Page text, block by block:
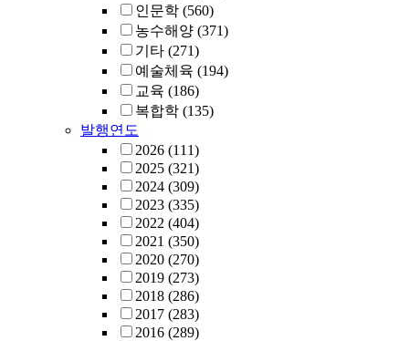
인문학 (560)
농수해양 (371)
기타 (271)
예술체육 (194)
교육 (186)
복합학 (135)
발행연도
2026 (111)
2025 (321)
2024 (309)
2023 (335)
2022 (404)
2021 (350)
2020 (270)
2019 (273)
2018 (286)
2017 (283)
2016 (289)